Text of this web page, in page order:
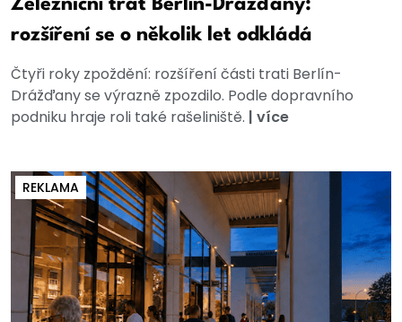
Železniční trať Berlín-Drážďany:
rozšíření se o několik let odkládá
Čtyři roky zpoždění: rozšíření části trati Berlín-
Drážďany se výrazně zpozdilo. Podle dopravního
podniku hraje roli také rašeliniště. | více
REKLAMA